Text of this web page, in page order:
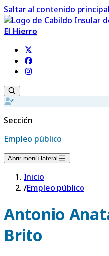
Saltar al contenido principal
El Hierro
Sección
Empleo público
Abrir menú lateral
Inicio
/Empleo público
Antonio
Brito